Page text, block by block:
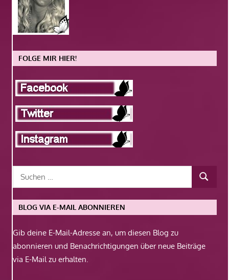
FOLGE MIR HIER!
BLOG VIA E-MAIL ABONNIEREN
Gib deine E-Mail-Adresse an, um diesen Blog zu
abonnieren und Benachrichtigungen über neue Beiträge
via E-Mail zu erhalten.